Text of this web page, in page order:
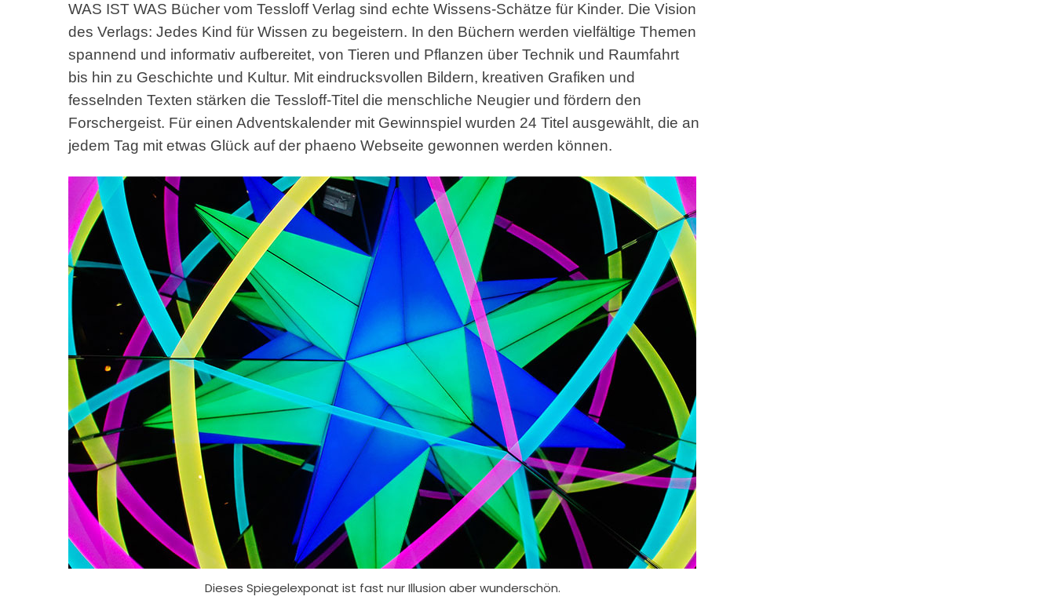
WAS IST WAS Bücher vom Tessloff Verlag sind echte Wissens-Schätze für Kinder. Die Vision
des Verlags: Jedes Kind für Wissen zu begeistern. In den Büchern werden vielfältige Themen
spannend und informativ aufbereitet, von Tieren und Pflanzen über Technik und Raumfahrt
bis hin zu Geschichte und Kultur. Mit eindrucksvollen Bildern, kreativen Grafiken und
fesselnden Texten stärken die Tessloff-Titel die menschliche Neugier und fördern den
Forschergeist. Für einen Adventskalender mit Gewinnspiel wurden 24 Titel ausgewählt, die an
jedem Tag mit etwas Glück auf der phaeno Webseite gewonnen werden können.
Dieses Spiegelexponat ist fast nur Illusion aber wunderschön.